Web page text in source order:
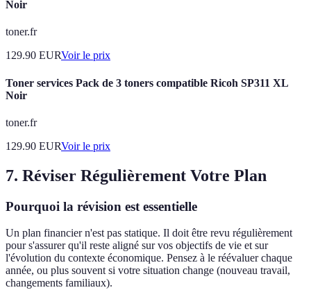
Noir
toner.fr
129.90 EURVoir le prix
Toner services Pack de 3 toners compatible Ricoh SP311 XL
Noir
toner.fr
129.90 EURVoir le prix
7. Réviser Régulièrement Votre Plan
Pourquoi la révision est essentielle
Un plan financier n'est pas statique. Il doit être revu régulièrement
pour s'assurer qu'il reste aligné sur vos objectifs de vie et sur
l'évolution du contexte économique. Pensez à le réévaluer chaque
année, ou plus souvent si votre situation change (nouveau travail,
changements familiaux).